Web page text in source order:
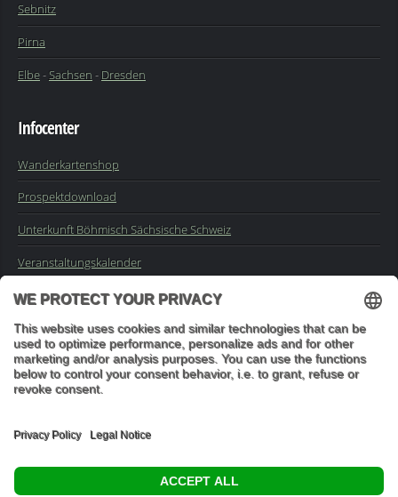
Sebnitz
Pirna
Elbe-Sachsen - Dresden
Infocenter
Wanderkartenshop
Prospektdownload
Unterkunft Böhmisch Sächsische Schweiz
Veranstaltungskalender
Impressum
Buchungsanfrage
"In den Wäldern sind Dinge, über die nachzudenken man jahrelang
im Moos liegen könnte." (Franz Kafka)